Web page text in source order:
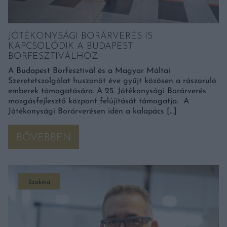
JÓTÉKONYSÁGI BORÁRVERÉS IS
KAPCSOLÓDIK A BUDAPEST
BORFESZTIVÁLHOZ
A Budapest Borfesztivál és a Magyar Máltai
Szeretetszolgálat huszonöt éve gyűjt közösen a rászoruló
emberek támogatására. A 25. Jótékonysági Borárverés
mozgásfejlesztő központ felújítását támogatja. A
Jótékonysági Borárverésen idén a kalapács […]
BŐVEBBEN
Szakma